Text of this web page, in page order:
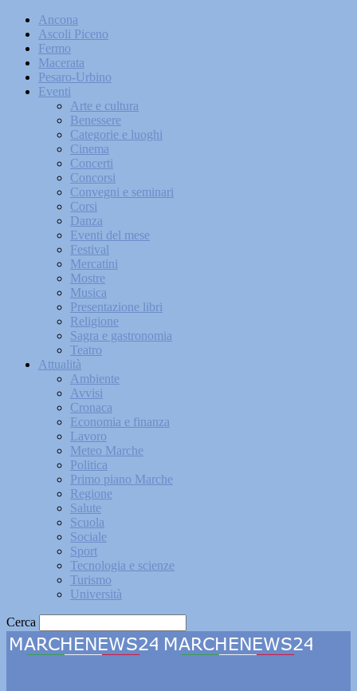
Ancona
Ascoli Piceno
Fermo
Macerata
Pesaro-Urbino
Eventi
Arte e cultura
Benessere
Categorie e luoghi
Cinema
Concerti
Concorsi
Convegni e seminari
Corsi
Danza
Eventi del mese
Festival
Mercatini
Mostre
Musica
Presentazione libri
Religione
Sagra e gastronomia
Teatro
Attualità
Ambiente
Avvisi
Cronaca
Economia e finanza
Lavoro
Meteo Marche
Politica
Primo piano Marche
Regione
Salute
Scuola
Sociale
Sport
Tecnologia e scienze
Turismo
Università
Cerca